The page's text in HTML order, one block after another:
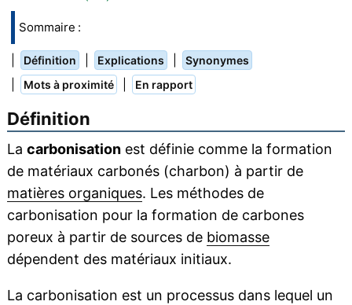
Sommaire :
Définition Explications Synonymes
Mots à proximité En rapport
Définition
La carbonisationest définie comme la formation
de matériaux carbonés (charbon) à partir de
matières organiques. Les méthodes de
carbonisation pour la formation de carbones
poreux à partir de sources de biomasse
dépendent des matériaux initiaux.
La carbonisation est un processus dans lequel un